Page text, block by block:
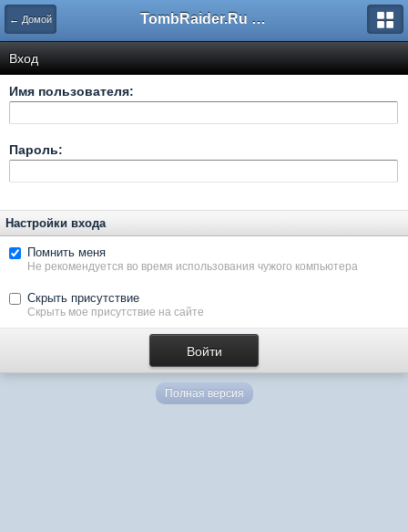
← Домой TombRaider.Ru - Форумы
Вход
Имя пользователя:
Пароль:
Настройки входа
Помнить меня
Не рекомендуется во время использования чужого компьютера
Скрыть присутствие
Скрыть мое присутствие на сайте
Полная версия